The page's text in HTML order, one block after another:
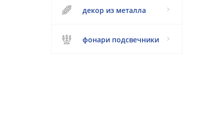
декор из металла
фонари подсвечники